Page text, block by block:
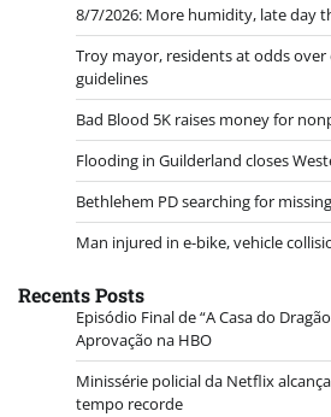
8/7/2026: More humidity, late day
Troy mayor, residents at odds
guidelines
Bad Blood 5K raises money for
Flooding in Guilderland closes
Bethlehem PD searching for
Man injured in e-bike, vehicle
Recents Posts
Episódio Final de “A Casa do
Aprovação na HBO
Minissérie policial da Netflix
tempo recorde